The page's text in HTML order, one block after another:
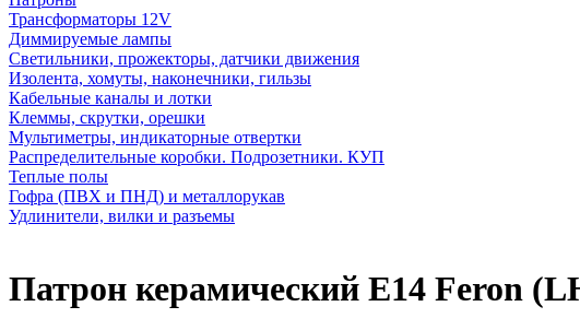
Трансформаторы 12V
Диммируемые лампы
Светильники, прожекторы, датчики движения
Изолента, хомуты, наконечники, гильзы
Кабельные каналы и лотки
Клеммы, скрутки, орешки
Мультиметры, индикаторные отвертки
Распределительные коробки. Подрозетники. КУП
Теплые полы
Гофра (ПВХ и ПНД) и металлорукав
Удлинители, вилки и разъемы
Патрон керамический Е14 Feron